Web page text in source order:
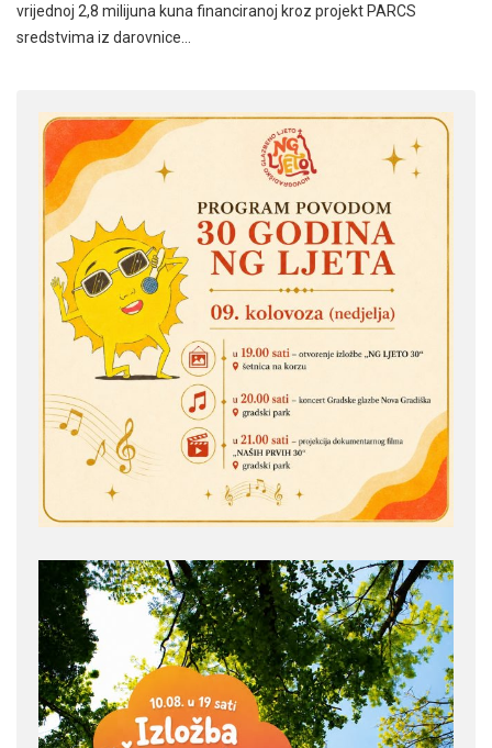
vrijednoj 2,8 milijuna kuna financiranoj kroz projekt PARCS
sredstvima iz darovnice…